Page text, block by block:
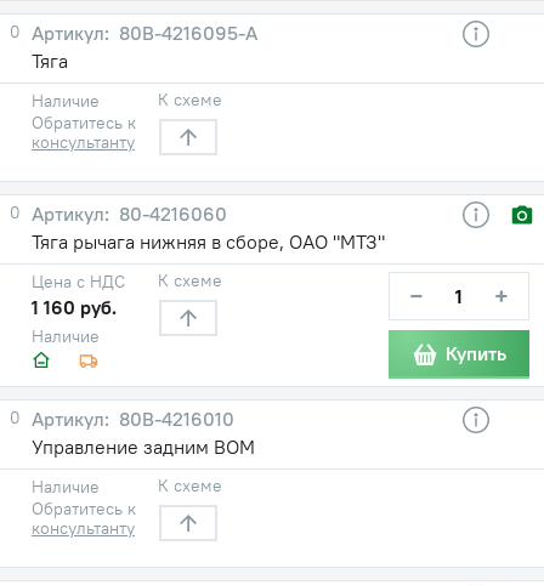
0
80В-4216095-А
Тяга
Наличие
Обратитесь к
консультанту
К схеме
0
80-4216060
Тяга рычага нижняя в сборе, ОАО "МТЗ"
Наличие
Цена с НДС
1 160 руб.
К схеме − +
Купить
0
80В-4216010
Управление задним ВОМ
Наличие
Обратитесь к
консультанту
К схеме